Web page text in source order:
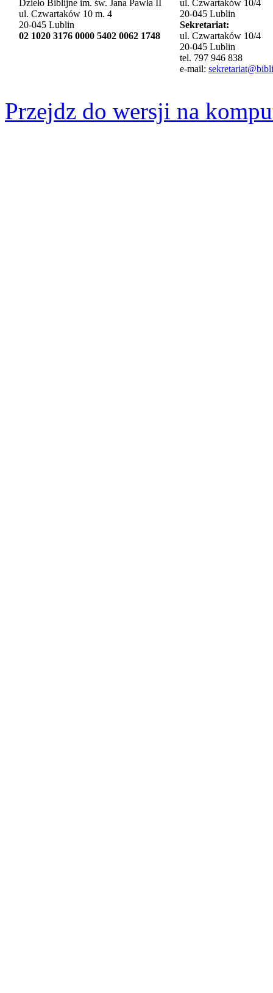
Dzieło Biblijne im. św. Jana Pawła II
ul. Czwartaków 10 m. 4
20-045 Lublin
02 1020 3176 0000 5402 0062 1748
ul. Czwartaków 10/4
20-045 Lublin
Sekretariat:
ul. Czwartaków 10/4
20-045 Lublin
tel. 797 946 838
e-mail:
Przejdz do wersji na